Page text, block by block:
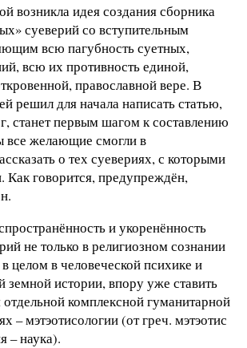
возникла идея создания сборника
суеверий со вступительным
всю пагубность суетных,
всю их противность единой,
православной вере. В
решил для начала написать статью,
станет первым шагом к составлению
все желающие смогли в
о тех суевериях, с которыми
Как говорится, предупреждён,
и укоренённость
не только в религиозном сознании
целом в человеческой психике и
земной истории, впору уже ставить
отдельной комплексной гуманитарной
– мэтэотисологии (от греч. мэтэотис
– наука).